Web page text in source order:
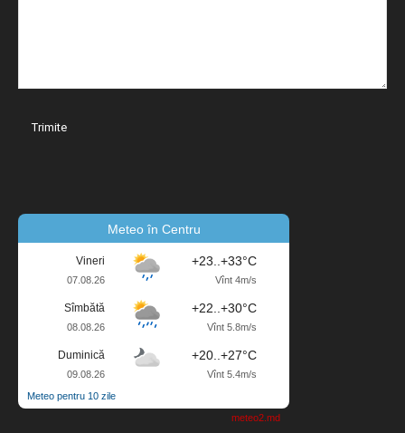
Meteo în Centru
Vineri
07.08.26
+23..+33°C
Vînt 4m/s
Sîmbătă
08.08.26
+22..+30°C
Vînt 5.8m/s
Duminică
09.08.26
+20..+27°C
Vînt 5.4m/s
Meteo pentru 10 zile
meteo2.md